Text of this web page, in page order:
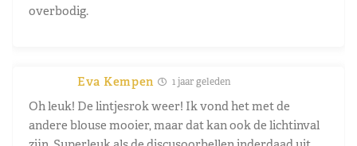
overbodig.
Eva Kempen 1 jaar geleden
Oh leuk! De lintjesrok weer! Ik vond het met de
andere blouse mooier, maar dat kan ook de lichtinval